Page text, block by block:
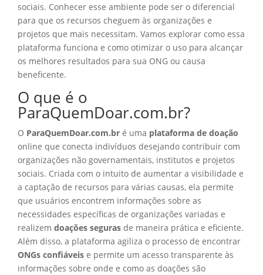
sociais. Conhecer esse ambiente pode ser o diferencial
para que os recursos cheguem às organizações e
projetos que mais necessitam. Vamos explorar como essa
plataforma funciona e como otimizar o uso para alcançar
os melhores resultados para sua ONG ou causa
beneficente.
O que é o
ParaQuemDoar.com.br?
O ParaQuemDoar.com.br é uma plataforma de doação
online que conecta indivíduos desejando contribuir com
organizações não governamentais, institutos e projetos
sociais. Criada com o intuito de aumentar a visibilidade e
a captação de recursos para várias causas, ela permite
que usuários encontrem informações sobre as
necessidades específicas de organizações variadas e
realizem doações seguras de maneira prática e eficiente.
Além disso, a plataforma agiliza o processo de encontrar
ONGs confiáveis e permite um acesso transparente às
informações sobre onde e como as doações são